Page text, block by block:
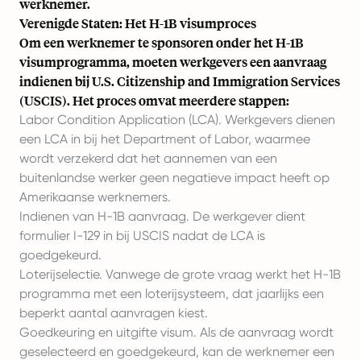
werknemer.
Verenigde Staten: Het H-1B visumproces
Om een werknemer te sponsoren onder het H-1B
visumprogramma, moeten werkgevers een aanvraag
indienen bij U.S. Citizenship and Immigration Services
(USCIS). Het proces omvat meerdere stappen:
Labor Condition Application (LCA). Werkgevers dienen
een LCA in bij het Department of Labor, waarmee
wordt verzekerd dat het aannemen van een
buitenlandse werker geen negatieve impact heeft op
Amerikaanse werknemers.
Indienen van H-1B aanvraag. De werkgever dient
formulier I-129 in bij USCIS nadat de LCA is
goedgekeurd.
Loterijselectie. Vanwege de grote vraag werkt het H-1B
programma met een loterijsysteem, dat jaarlijks een
beperkt aantal aanvragen kiest.
Goedkeuring en uitgifte visum. Als de aanvraag wordt
geselecteerd en goedgekeurd, kan de werknemer een